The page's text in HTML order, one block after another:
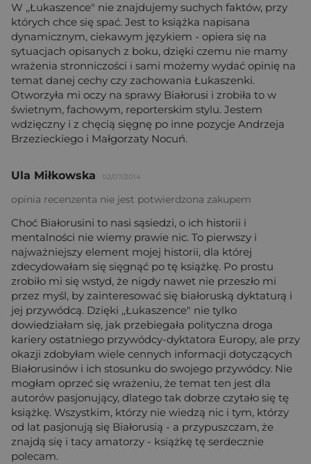
W ,,Łukaszence" nie znajdujemy suchych faktów, przy
których chce się spać. Jest to książka napisana
dynamicznym, ciekawym językiem - opiera się na
sytuacjach opisanych z boku, dzięki czemu nie mamy
wrażenia stronniczości i sami możemy wydać opinię na
temat danej cechy czy zachowania Łukaszenki.
Otworzyła mi oczy na sprawy Białorusi i zrobiła to w
świetnym, fachowym, reporterskim stylu. Jestem
wdzięczny i z chęcią sięgnę po inne pozycje Andrzeja
Brzezieckiego i Małgorzaty Nocuń.
Ula Miłkowska 02/07/2014
opinia recenzenta nie jest potwierdzona zakupem
Choć Białorusini to nasi sąsiedzi, o ich historii i
mentalności nie wiemy prawie nic. To pierwszy i
najważniejszy element mojej historii, dla której
zdecydowałam się sięgnąć po tę książkę. Po prostu
zrobiło mi się wstyd, że nigdy nawet nie przeszło mi
przez myśl, by zainteresować się białoruską dyktaturą i
jej przywódcą. Dzięki ,,Łukaszence" nie tylko
dowiedziałam się, jak przebiegała polityczna droga
kariery ostatniego przywódcy-dyktatora Europy, ale przy
okazji zdobyłam wiele cennych informacji dotyczących
Białorusinów i ich stosunku do swojego przywódcy. Nie
mogłam oprzeć się wrażeniu, że temat ten jest dla
autorów pasjonujący, dlatego tak dobrze czytało się tę
książkę. Wszystkim, którzy nie wiedzą nic i tym, którzy
od lat pasjonują się Białorusią - a przypuszczam, że
znajdą się i tacy amatorzy - książkę tę serdecznie
polecam.